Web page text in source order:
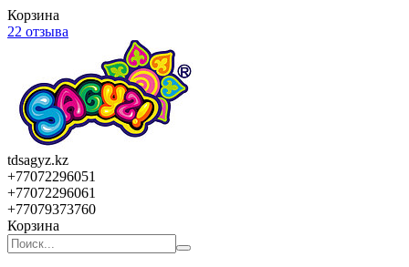
Корзина
22 отзыва
tdsagyz.kz
+77072296051
+77072296061
+77079373760
Корзина